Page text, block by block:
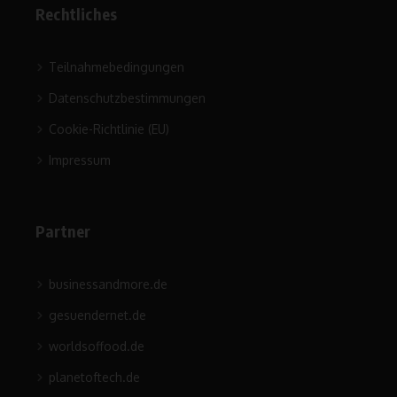
Rechtliches
Teilnahmebedingungen
Datenschutzbestimmungen
Cookie-Richtlinie (EU)
Impressum
Partner
businessandmore.de
gesuendernet.de
worldsoffood.de
planetoftech.de